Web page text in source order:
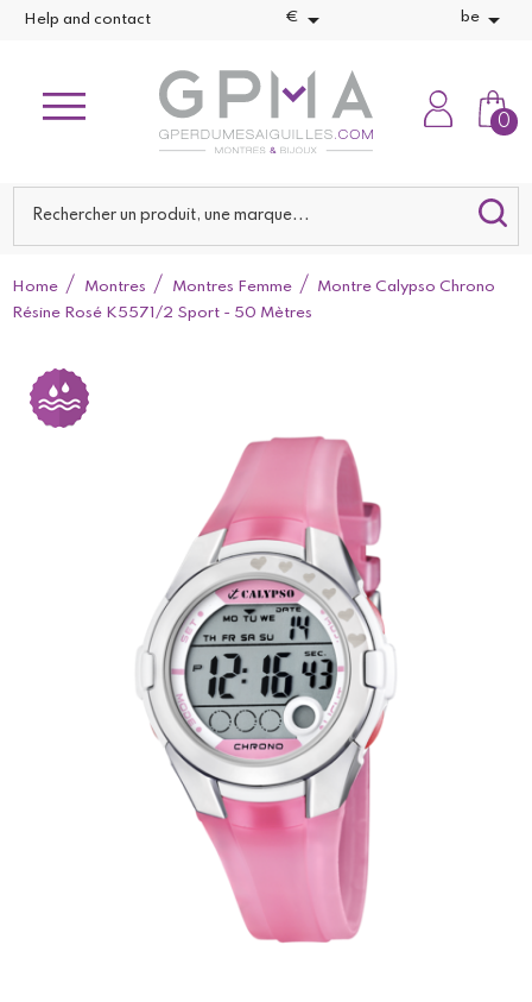
Help and contact €  be 
0
Home Montres Montres Femme
Montre Calypso Chrono
Résine Rosé K5571/2 Sport - 50 Mètres